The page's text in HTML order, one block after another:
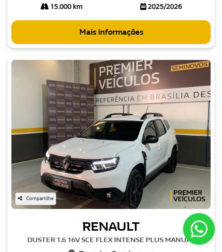
15.000 km 2025/2026
Mais informações
Compartilhe
RENAULT
DUSTER 1.6 16V SCE FLEX INTENSE PLUS MANUAL